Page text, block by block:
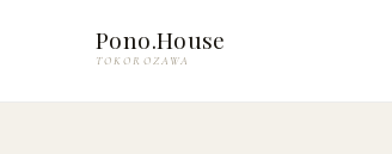
Pono.House
TOKOROZAWA